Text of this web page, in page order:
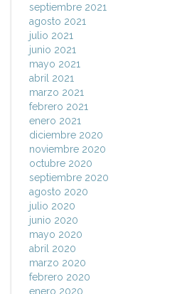
septiembre 2021
agosto 2021
julio 2021
junio 2021
mayo 2021
abril 2021
marzo 2021
febrero 2021
enero 2021
diciembre 2020
noviembre 2020
octubre 2020
septiembre 2020
agosto 2020
julio 2020
junio 2020
mayo 2020
abril 2020
marzo 2020
febrero 2020
enero 2020